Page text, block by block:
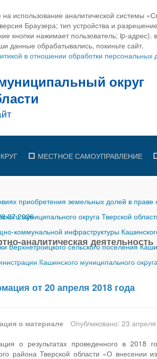
использование аналитической системы
Браузера; тип устройства и
кнопки нажимает пользователь; ip-
данные обрабатывались, покиньте сайт.
в отношении обработки персональных
МЕСТНОЕ САМОУПРАВЛЕНИЕ
приобретения земельных долей в
муниципального округа Тверской
коммунальной инфраструктуры
Верхнетроицкого сельского поселения
Кашинского муниципального
аналитическая деятельность
от 20 апреля 2018 года
о материале
Опубликовано: 23
о результатах проведенного в 2018
района Тверской области «О внесении